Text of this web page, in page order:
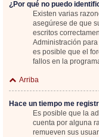
¿Por qué no puedo
Existen varias
asegúrese de que
escritos
Administración
es posible que el
fallos en la
Arriba
Hace un tiempo me
Es posible que la
cuenta por alguna
remueven sus